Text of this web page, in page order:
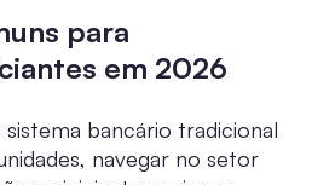
para
em 2026
bancário tradicional
navegar no setor